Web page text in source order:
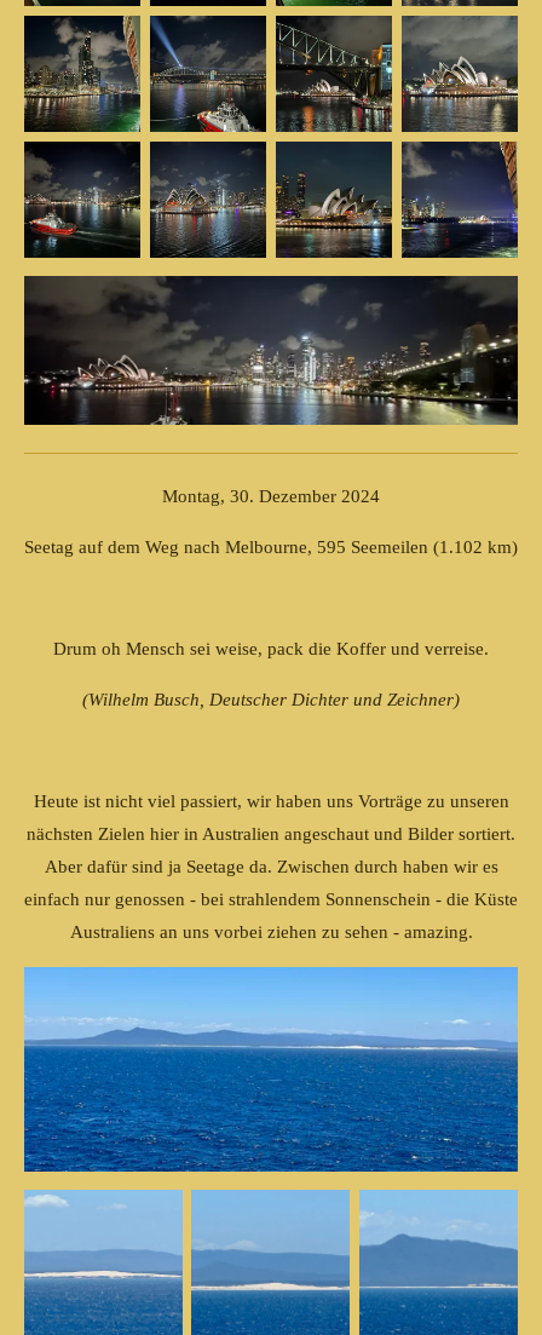
Montag, 30. Dezember 2024
Seetag auf dem Weg nach Melbourne, 595 Seemeilen (1.102 km)
Drum oh Mensch sei weise, pack die Koffer und verreise.
(Wilhelm Busch, Deutscher Dichter und Zeichner)
Heute ist nicht viel passiert, wir haben uns Vorträge zu unseren
nächsten Zielen hier in Australien angeschaut und Bilder sortiert.
Aber dafür sind ja Seetage da. Zwischen durch haben wir es
einfach nur genossen - bei strahlendem Sonnenschein - die Küste
Australiens an uns vorbei ziehen zu sehen - amazing.